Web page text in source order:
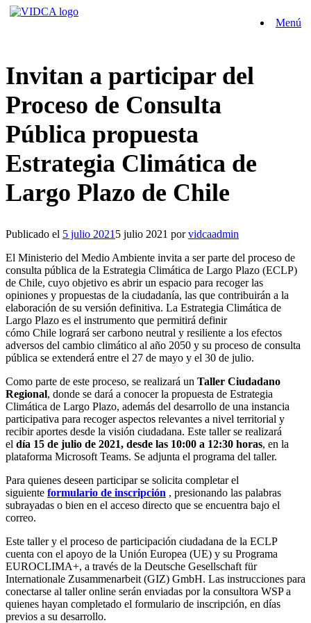
Saltar
Menú
Invitan a participar del
Proceso de Consulta
Pública propuesta
Estrategia Climática de
Largo Plazo de Chile
Publicado el 5 julio 2021 5 julio 2021 porvidcaadmin
El Ministerio del Medio Ambiente invita a ser parte del proceso de
consulta pública de la Estrategia Climática de Largo Plazo (ECLP)
de Chile, cuyo objetivo es abrir un espacio para recoger las
opiniones y propuestas de la ciudadanía, las que contribuirán a la
elaboración de su versión definitiva. La Estrategia Climática de
Largo Plazo es el instrumento que permitirá definir
cómo Chile logrará ser carbono neutral y resiliente a los efectos
adversos del cambio climático al año 2050 y su proceso de consulta
pública se extenderá entre el 27 de mayo y el 30 de julio.
Como parte de este proceso, se realizará un Taller Ciudadano
Regional, donde se dará a conocer la propuesta de Estrategia
Climática de Largo Plazo, además del desarrollo de una instancia
participativa para recoger aspectos relevantes a nivel territorial y
recibir aportes desde la visión ciudadana. Este taller se realizará
el día 15 de julio de 2021, desde las 10:00 a 12:30 horas, en la
plataforma Microsoft Teams. Se adjunta el programa del taller.
Para quienes deseen participar se solicita completar el
siguiente formulario de inscripción , presionando las palabras
subrayadas o bien en el acceso directo que se encuentra bajo el
correo.
Este taller y el proceso de participación ciudadana de la ECLP
cuenta con el apoyo de la Unión Europea (UE) y su Programa
EUROCLIMA+, a través de la Deutsche Gesellschaft für
Internationale Zusammenarbeit (GIZ) GmbH. Las instrucciones para
conectarse al taller online serán enviadas por la consultora WSP a
quienes hayan completado el formulario de inscripción, en días
previos a su desarrollo.